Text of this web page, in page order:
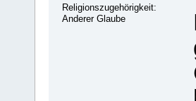
Religionszugehörigkeit:
Anderer Glaube